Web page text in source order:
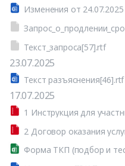
Текст_запроса[57].rtf
23.07.2025
Текст разъяснения[46].rtf
17.07.2025